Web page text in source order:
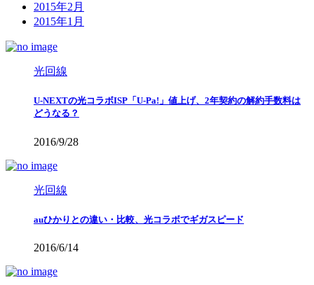
2015年2月
2015年1月
光回線
U-NEXTの光コラボISP「U-Pa!」値上げ、2年契約の解約手数料は
どうなる？
2016/9/28
光回線
auひかりとの違い・比較、光コラボでギガスピード
2016/6/14